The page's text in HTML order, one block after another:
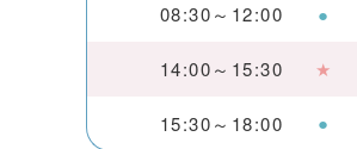
08:30～12:00 ●
14:00～15:30 ★
15:30～18:00 ●